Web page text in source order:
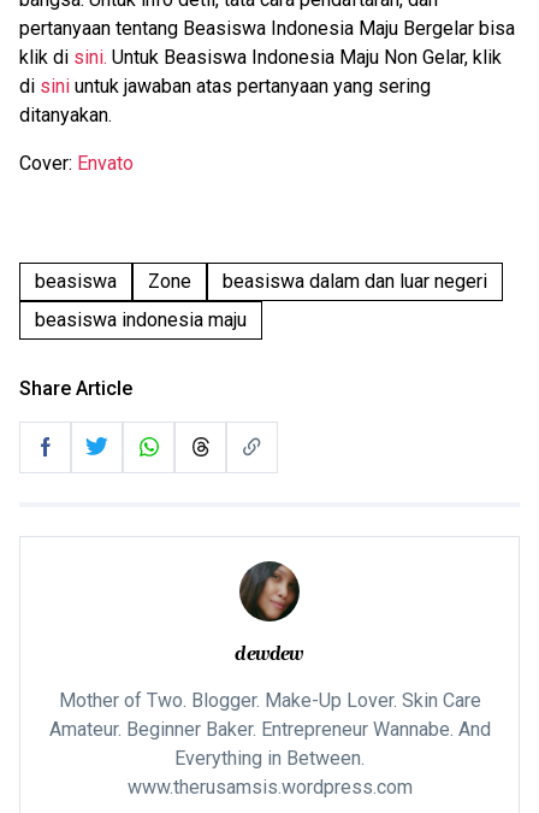
pertanyaan tentang Beasiswa Indonesia Maju Bergelar bisa
klik di sini. Untuk Beasiswa Indonesia Maju Non Gelar, klik
di sini untuk jawaban atas pertanyaan yang sering
ditanyakan.
Cover: Envato
beasiswa Zone
beasiswa dalam dan luar negeri
beasiswa indonesia maju
Share Article
dewdew
Mother of Two. Blogger. Make-Up Lover. Skin Care
Amateur. Beginner Baker. Entrepreneur Wannabe. And
Everything in Between.
www.therusamsis.wordpress.com